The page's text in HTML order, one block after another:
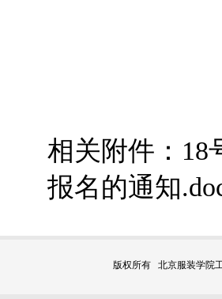
相关附件： 18
报名的通知
版权所有 北京服装学院